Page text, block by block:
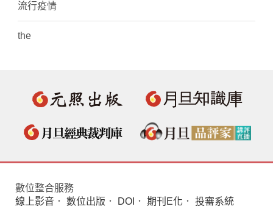
流行疫情
the
數位整合服務
線上影音 ． 數位出版 ． DOI ． 期刊E化 ． 投審系統